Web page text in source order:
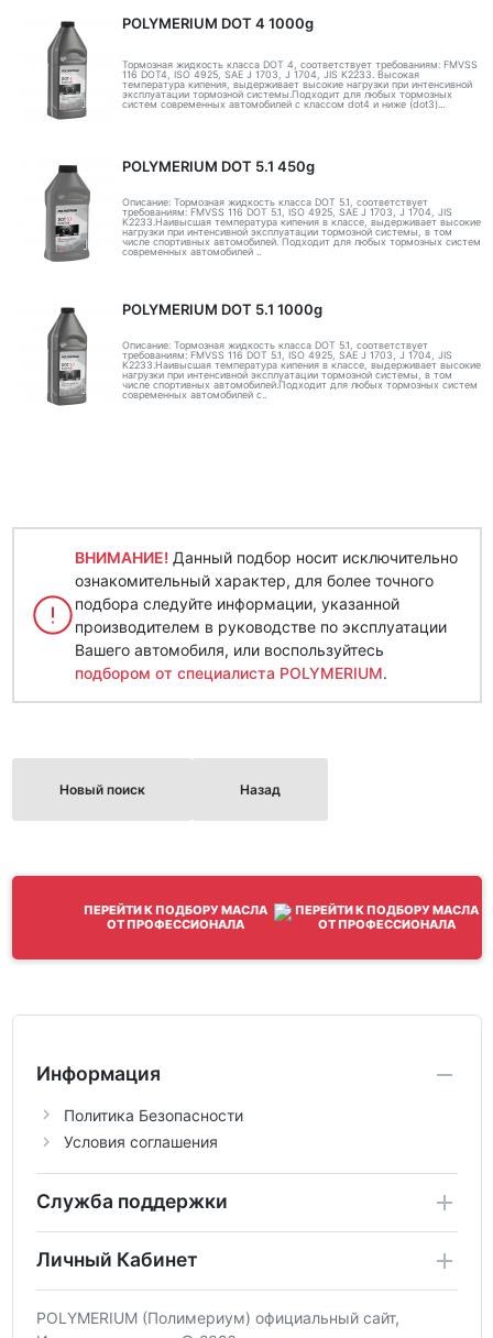
POLYMERIUM DOT 4 1000g
Тормозная жидкость класса DOT 4, соответствует требованиям: FMVSS
116 DOT4, ISO 4925, SAE J 1703, J 1704, JIS K2233. Высокая
температура кипения, выдерживает высокие нагрузки при интенсивной
эксплуатации тормозной системы.Подходит для любых тормозных
систем современных автомобилей с классом dot4 и ниже (dot3)...
POLYMERIUM DOT 5.1 450g
Описание: Тормозная жидкость класса DOT 5.1, соответствует
требованиям: FMVSS 116 DOT 5.1, ISO 4925, SAE J 1703, J 1704, JIS
K2233.Наивысшая температура кипения в классе, выдерживает высокие
нагрузки при интенсивной эксплуатации тормозной системы, в том
числе спортивных автомобилей. Подходит для любых тормозных систем
современных автомобилей ..
POLYMERIUM DOT 5.1 1000g
Описание: Тормозная жидкость класса DOT 5.1, соответствует
требованиям: FMVSS 116 DOT 5.1, ISO 4925, SAE J 1703, J 1704, JIS
K2233.Наивысшая температура кипения в классе, выдерживает высокие
нагрузки при интенсивной эксплуатации тормозной системы, в том
числе спортивных автомобилей.Подходит для любых тормозных систем
современных автомобилей с..
ВНИМАНИЕ! Данный подбор носит исключительно
ознакомительный характер, для более точного
подбора следуйте информации, указанной
производителем в руководстве по эксплуатации
Вашего автомобиля, или воспользуйтесь
подбором от специалиста POLYMERIUM.
Новый поиск Назад
ПЕРЕЙТИ К ПОДБОРУ МАСЛА
ОТ ПРОФЕССИОНАЛА
Информация
Политика Безопасности
Условия соглашения
Служба поддержки
Личный Кабинет
POLYMERIUM (Полимериум) официальный сайт,